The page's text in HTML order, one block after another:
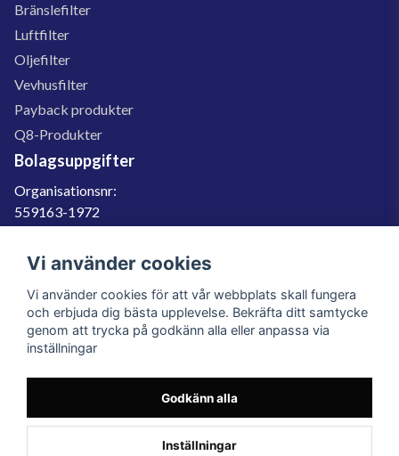
Bränslefilter
Luftfilter
Oljefilter
Vevhusfilter
Payback produkter
Q8-Produkter
Bolagsuppgifter
Organisationsnr:
559163-1972
SE559163197201
060-566 800
info@filter.se
559163-1972
© 2023 Filter.se, All rights reserved.
Vi använder cookies
Vi använder cookies för att vår webbplats skall fungera
och erbjuda dig bästa upplevelse. Bekräfta ditt samtycke
genom att trycka på godkänn alla eller anpassa via
inställningar
Godkänn alla
Inställningar